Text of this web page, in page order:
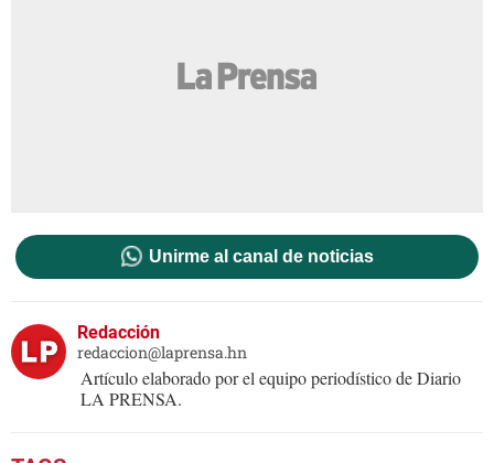
Unirme al canal de noticias
Redacción
redaccion@laprensa.hn
Artículo elaborado por el equipo periodístico de Diario
LA PRENSA.